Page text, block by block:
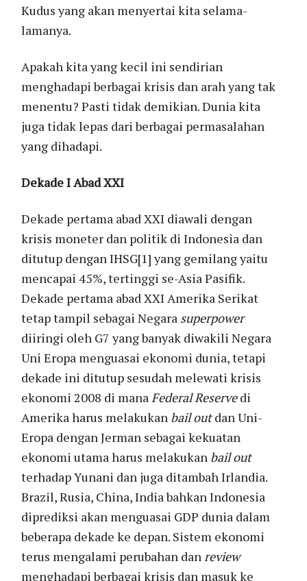
Kudus yang akan menyertai kita selama-
lamanya.
Apakah kita yang kecil ini sendirian
menghadapi berbagai krisis dan arah yang tak
menentu? Pasti tidak demikian. Dunia kita
juga tidak lepas dari berbagai permasalahan
yang dihadapi.
Dekade I Abad XXI
Dekade pertama abad XXI diawali dengan
krisis moneter dan politik di Indonesia dan
ditutup dengan IHSG[1] yang gemilang yaitu
mencapai 45%, tertinggi se-Asia Pasifik.
Dekade pertama abad XXI Amerika Serikat
tetap tampil sebagai Negara superpower
diiringi oleh G7 yang banyak diwakili Negara
Uni Eropa menguasai ekonomi dunia, tetapi
dekade ini ditutup sesudah melewati krisis
ekonomi 2008 di manaFederal Reservedi
Amerika harus melakukan bail outdan Uni-
Eropa dengan Jerman sebagai kekuatan
ekonomi utama harus melakukan bail out
terhadap Yunani dan juga ditambah Irlandia.
Brazil, Rusia, China, India bahkan Indonesia
diprediksi akan menguasai GDP dunia dalam
beberapa dekade ke depan. Sistem ekonomi
terus mengalami perubahan danreview
menghadapi berbagai krisis dan masuk ke